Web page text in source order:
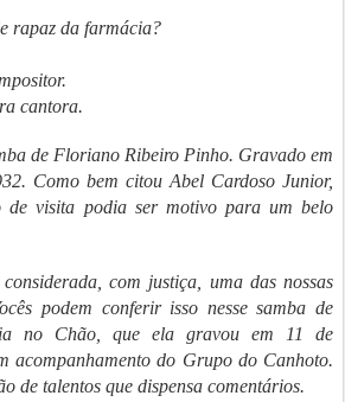
rapaz da farmácia?
cantora.
de Floriano Ribeiro Pinho. Gravado em
Como bem citou Abel Cardoso Junior,
de visita podia ser motivo para um belo
com justiça, uma das nossas
podem conferir isso nesse samba de
no Chão , que ela gravou em 11 de
acompanhamento do Grupo do Canhoto.
de talentos que dispensa comentários.